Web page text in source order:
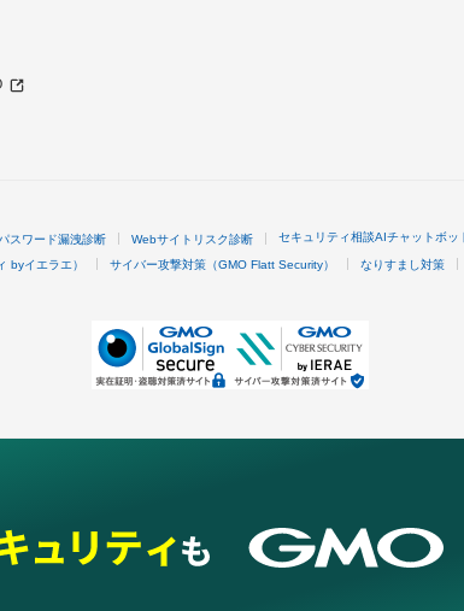
パスワード漏洩診断 Webサイトリスク診断 セキュリティ相談AIチャットボッ
byイエラエ） サイバー攻撃対策（GMO Flatt Security） なりすまし対策